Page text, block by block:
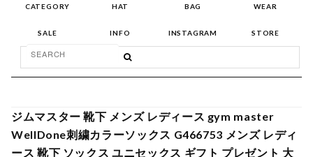
CATEGORY HAT BAG WEAR
SALE INFO INSTAGRAM STORE
ジムマスター 靴下 メンズ レディース gym master
WellDone刺繍カラーソックス G466753 メンズ レディ
ース 靴下 ソックス ユニセックス ギフト プレゼント 大